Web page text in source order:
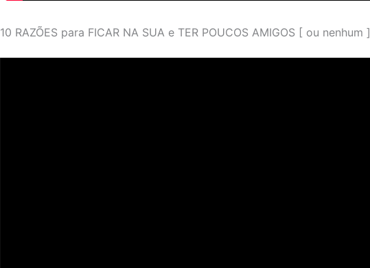
10 RAZÕES para FICAR NA SUA e TER POUCOS AMIGOS [ ou nenhum ]